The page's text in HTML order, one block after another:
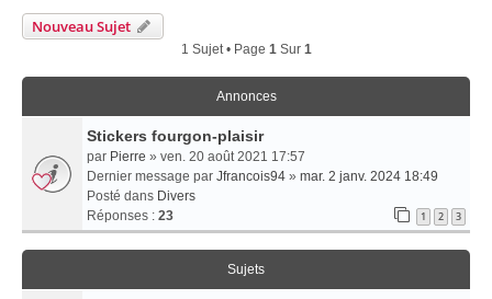
Nouveau Sujet
1 Sujet • Page 1Sur 1
Annonces
Stickers fourgon-plaisir
par Pierre » ven. 20 août 2021 17:57
Dernier message par Jfrancois94 » mar. 2 janv. 2024 18:49
Posté dans Divers
Réponses : 23 1 2 3
Sujets